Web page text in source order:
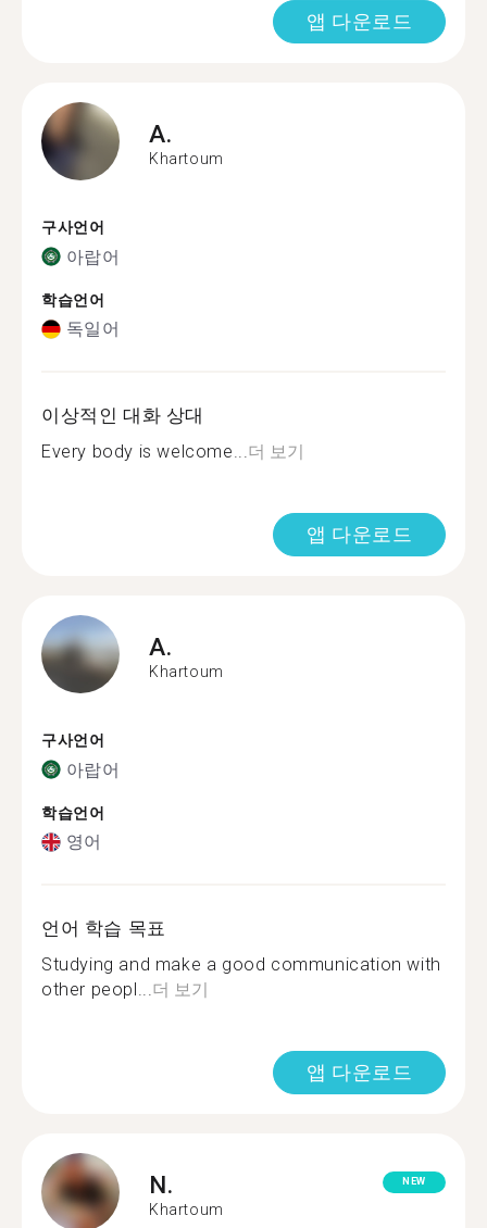
앱 다운로드
A.
Khartoum
구사언어
아랍어
학습언어
독일어
이상적인 대화 상대
Every body is welcome...더 보기
앱 다운로드
A.
Khartoum
구사언어
아랍어
학습언어
영어
언어 학습 목표
Studying and make a good communication with
other peopl...더 보기
앱 다운로드
N.
Khartoum
NEW